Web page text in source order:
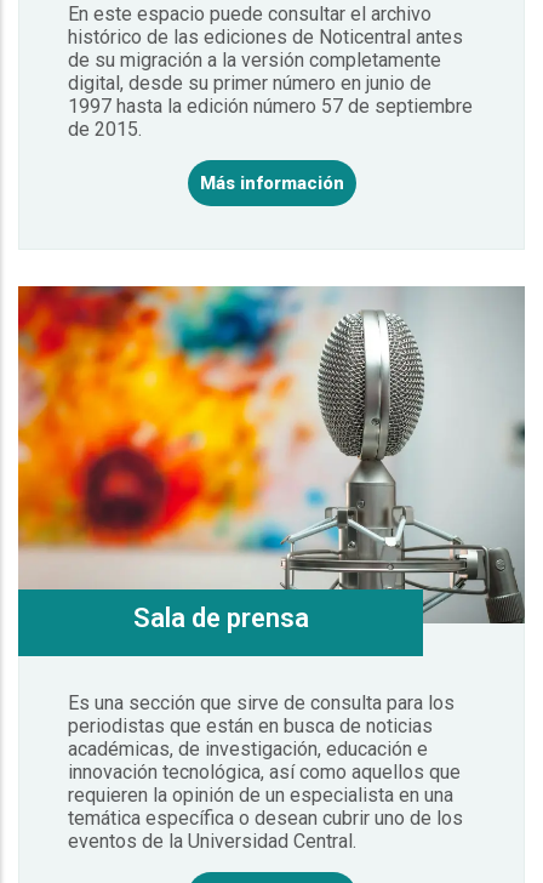
En este espacio puede consultar el archivo
histórico de las ediciones de Noticentral antes
de su migración a la versión completamente
digital, desde su primer número en junio de
1997 hasta la edición número 57 de septiembre
de 2015.
Más información
Sala de prensa
Es una sección que sirve de consulta para los
periodistas que están en busca de noticias
académicas, de investigación, educación e
innovación tecnológica, así como aquellos que
requieren la opinión de un especialista en una
temática específica o desean cubrir uno de los
eventos de la Universidad Central.